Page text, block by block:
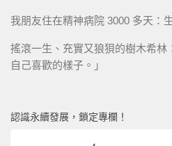
我朋友住在精神病院 3000 多天：
搖滾一生、充實又狼狽的樹木希林
自己喜歡的樣子。」
認識永續發展，鎖定專欄！